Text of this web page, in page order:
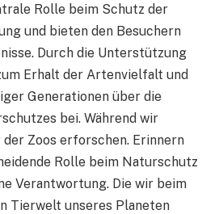
Rolle beim Schutz der
und bieten den Besuchern
Durch die Unterstützung
Erhalt der Artenvielfalt und
Generationen über die
bei. Während wir
Zoos erforschen. Erinnern
Rolle beim Naturschutz
Verantwortung. Die wir beim
Tierwelt unseres Planeten